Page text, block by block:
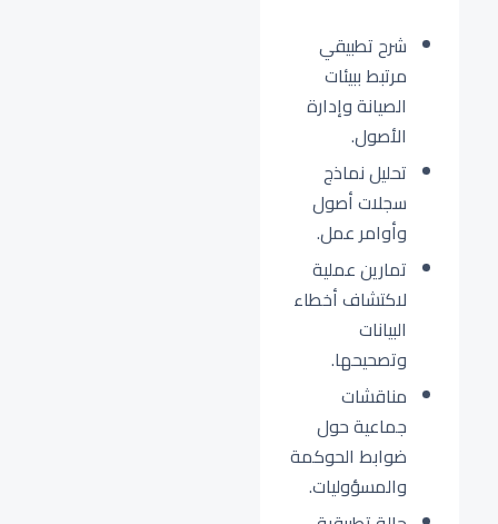
شرح تطبيقي
مرتبط ببيئات
الصيانة وإدارة
الأصول.
تحليل نماذج
سجلات أصول
وأوامر عمل.
تمارين عملية
لاكتشاف أخطاء
البيانات
وتصحيحها.
مناقشات
جماعية حول
ضوابط الحوكمة
والمسؤوليات.